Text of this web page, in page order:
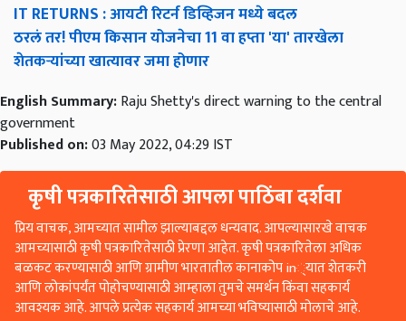
IT RETURNS : आयटी रिटर्न डिव्हिजन मध्ये बदल
ठरलं तर! पीएम किसान योजनेचा 11 वा हप्ता 'या' तारखेला
शेतकऱ्यांच्या खात्यावर जमा होणार
English Summary:Raju Shetty's direct warning to the central
government
Published on:03 May 2022, 04:29 IST
कृषी पत्रकारितेसाठी आपला पाठिंबा दर्शवा
प्रिय वाचक, आमच्यात सामील झाल्याबद्दल धन्यवाद. आपल्यासारखे वाचक
आमच्यासाठी कृषी पत्रकारितेसाठी प्रेरणा आहेत. कृषी पत्रकारितेला अधिक
बळकट करण्यासाठी आणि ग्रामीण भारतातील कानाकोप in्यात शेतकरी
आणि लोकांपर्यंत पोहोचण्यासाठी आम्हाला तुमचे समर्थन किंवा सहकार्य
आवश्यक आहे. आपले प्रत्येक सहकार्य आमच्या भविष्यासाठी मोलाचे आहे.